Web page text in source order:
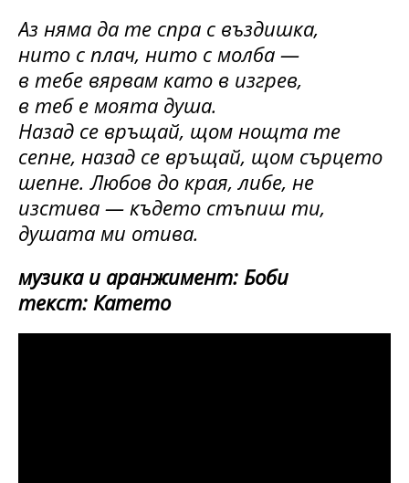
Аз няма да те спра с въздишка,
нито с плач, нито с молба —
в тебе вярвам като в изгрев,
в теб е моята душа.
Назад се връщай, щом нощта те
сепне, назад се връщай, щом сърцето
шепне. Любов до края, либе, не
изстива — където стъпиш ти,
душата ми отива.
музика и аранжимент: Боби
текст: Катето